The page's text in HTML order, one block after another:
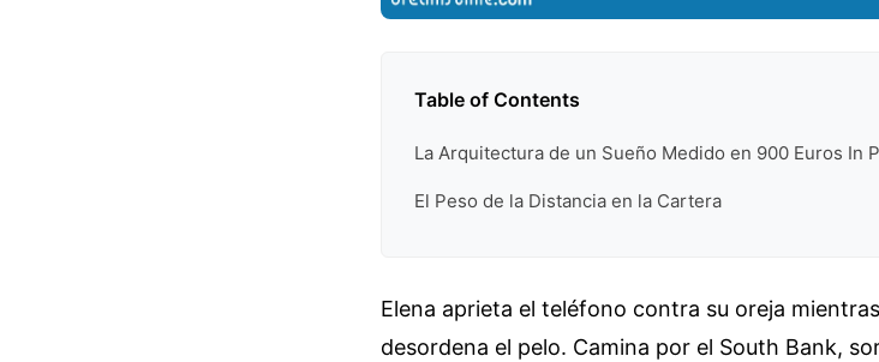
Table of Contents
La Arquitectura de un Sueño Medido en 900 Euros In
El Peso de la Distancia en la Cartera
Elena aprieta el teléfono contra su oreja
desordena el pelo. Camina por el South Bank,